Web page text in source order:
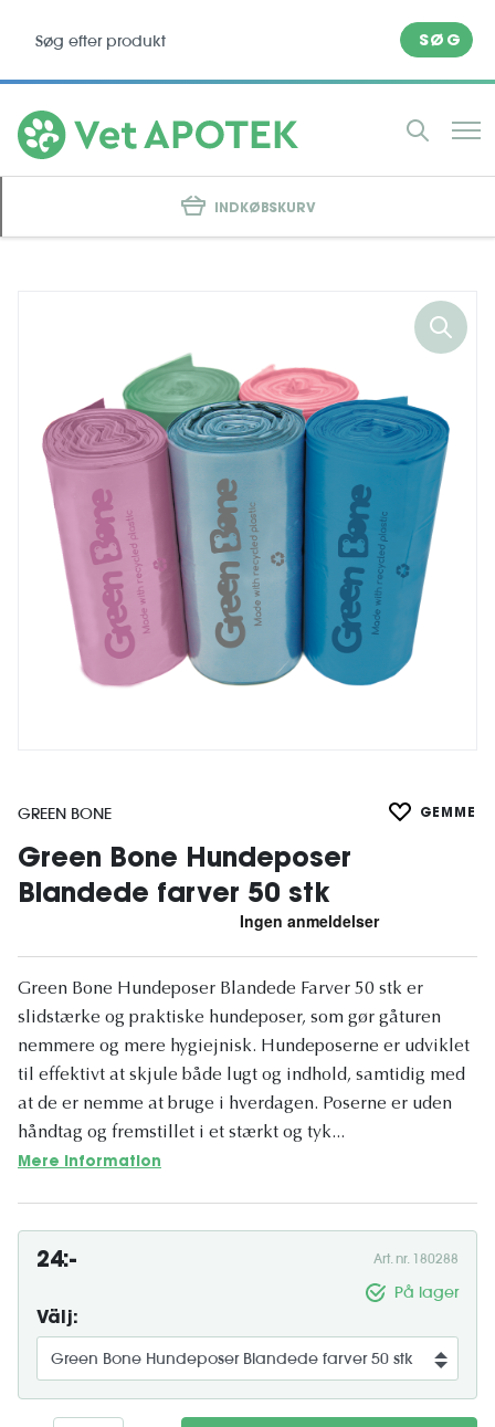
SØG
INDKØBSKURV
GREEN BONE GEMME
Green Bone Hundeposer
Blandede farver 50 stk
Green Bone Hundeposer Blandede Farver 50 stk er
slidstærke og praktiske hundeposer, som gør gåturen
nemmere og mere hygiejnisk. Hundeposerne er udviklet
til effektivt at skjule både lugt og indhold, samtidig med
at de er nemme at bruge i hverdagen. Poserne er uden
håndtag og fremstillet i et stærkt og tyk...
Mere information
24:- Art. nr. 180288
På lager
Välj: